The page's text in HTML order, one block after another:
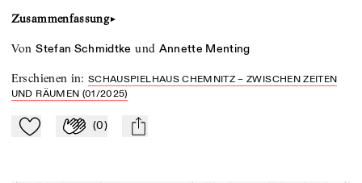
Zusammenfassung►
von Stefan Schmidtke und Annette Menting
Erschienen in:SCHAUSPIELHAUS CHEMNITZ – ZWISCHEN ZEITEN
UND RÄUMEN (01/2025)
Zu Mein-TdZ hinzufügen
Applaudieren
(0) mail